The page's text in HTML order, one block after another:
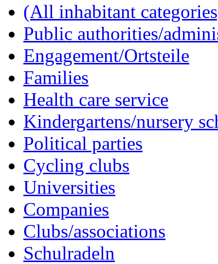
(All inhabitant
Public authorities/
Engagement/Ortsteile
Families
Health care service
Kindergartens/nursery
Political parties
Cycling clubs
Universities
Companies
Clubs/associations
Schulradeln